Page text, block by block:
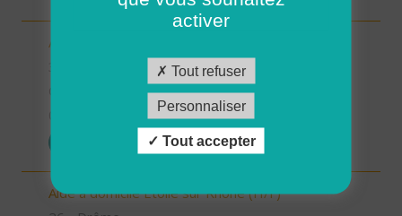
ASSISTANT COMPTABLE (H/F)
Aide à domicile Etoile sur Rhône (H/F)
activer
Tout refuser
Personnaliser
Tout accepter